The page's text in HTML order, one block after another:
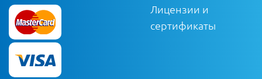
Лицензии и
сертификаты